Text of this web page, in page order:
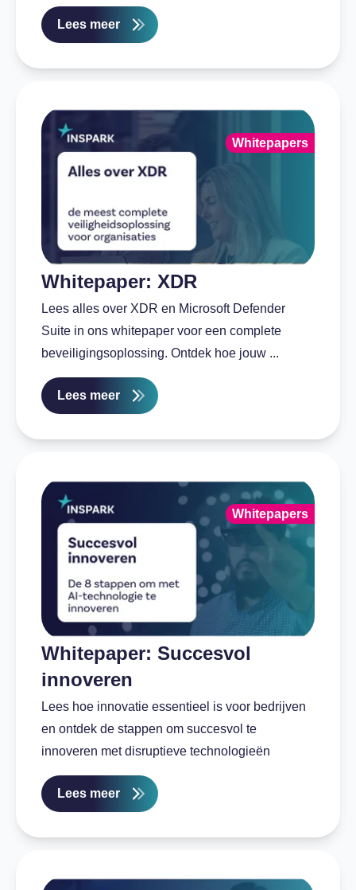
Lees meer
Whitepaper: XDR
Lees alles over XDR en Microsoft Defender
Suite in ons whitepaper voor een complete
beveiligingsoplossing. Ontdek hoe jouw ...
Lees meer
Whitepapers
Whitepaper: Succesvol
innoveren
Lees hoe innovatie essentieel is voor bedrijven
en ontdek de stappen om succesvol te
innoveren met disruptieve technologieën
Lees meer
Whitepapers